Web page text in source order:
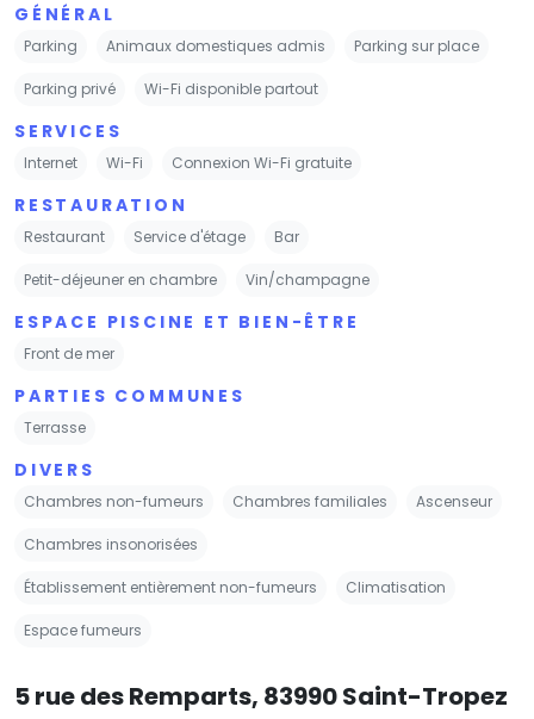
GÉNÉRAL
Parking Animaux domestiques admis Parking sur place
Parking privé Wi-Fi disponible partout
SERVICES
Internet Wi-Fi Connexion Wi-Fi gratuite
RESTAURATION
Restaurant Service d'étage Bar
Petit-déjeuner en chambre Vin/champagne
ESPACE PISCINE ET BIEN-ÊTRE
Front de mer
PARTIES COMMUNES
Terrasse
DIVERS
Chambres non-fumeurs Chambres familiales Ascenseur
Chambres insonorisées
Établissement entièrement non-fumeurs Climatisation
Espace fumeurs
5 rue des Remparts, 83990 Saint-Tropez